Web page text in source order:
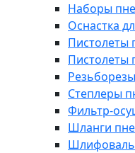
Наборы
Оснастка
Пистолеты
Пистолеты
Степлеры
Фильтр-
Шланги